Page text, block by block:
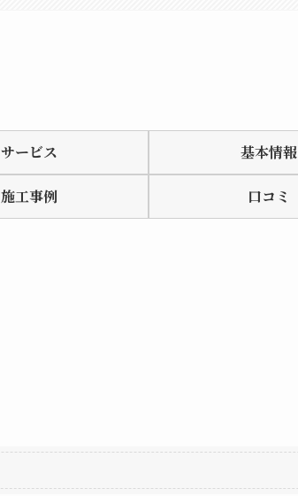
サービス 基本情報
施工事例 口コミ